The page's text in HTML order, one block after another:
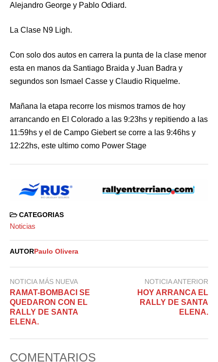
Alejandro George y Pablo Odiard.
La Clase N9 Ligh.
Con solo dos autos en carrera la punta de la clase menor
esta en manos da Santiago Braida y Juan Badra y
segundos son Ismael Casse y Claudio Riquelme.
Mañana la etapa recorre los mismos tramos de hoy
arrancando en El Colorado a las 9:23hs y repitiendo a las
11:59hs y el de Campo Giebert se corre a las 9:46hs y
12:22hs, este ultimo como Power Stage
CATEGORIAS
Noticias
AUTOR Paulo Olivera
NOTICIA MÁS NUEVA
RAMAT-BOMBACI SE
QUEDARON CON EL
RALLY DE SANTA
ELENA.
NOTICIA ANTERIOR
HOY ARRANCA EL
RALLY DE SANTA
ELENA.
COMENTARIOS